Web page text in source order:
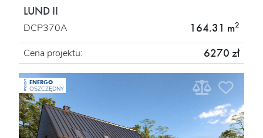
LUND II
DCP370A 164.31 m2
Cena projektu: 6270 zł
PROJEKT ENERGO
OSZCZĘDNY